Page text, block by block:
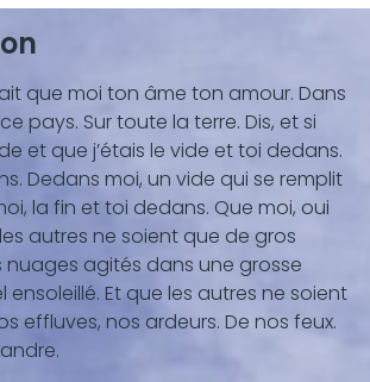
que moi ton âme ton amour. Dans
pays. Sur toute la terre. Dis, et si
et que j’étais le vide et toi dedans.
Dedans moi, un vide qui se remplit
la fin et toi dedans. Que moi, oui
autres ne soient que de gros
nuages agités dans une grosse
ensoleillé. Et que les autres ne soient
effluves, nos ardeurs. De nos feux.